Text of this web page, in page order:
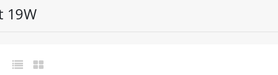
19W